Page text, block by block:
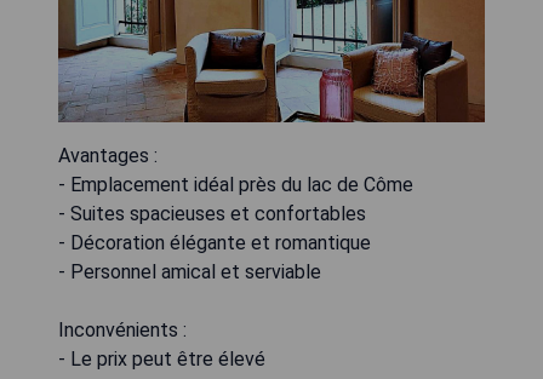
Avantages :
- Emplacement idéal près du lac de Côme
- Suites spacieuses et confortables
- Décoration élégante et romantique
- Personnel amical et serviable
Inconvénients :
- Le prix peut être élevé